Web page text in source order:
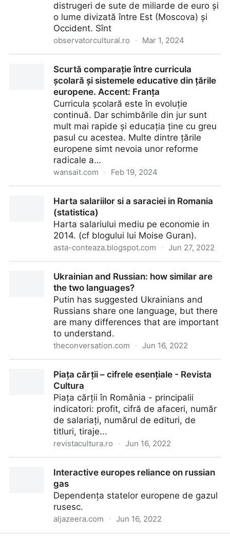
distrugeri de sute de miliarde de euro și
o lume divizată între Est (Moscova) și
Occident. Sînt
observatorcultural.ro · Mar 1, 2024
Ucraina | Observator Cultural
Scurtă comparație între curricula
școlară și sistemele educative din țările
europene. Accent: Franța
Curricula școlară este în evoluție
continuă. Dar schimbările din jur sunt
mult mai rapide și educația ține cu greu
pasul cu acestea. Multe dintre țările
europene simt nevoia unor reforme
radicale a…
wansait.com · Feb 19, 2024
educative din țările europene. Accent: Franța
Harta salariilor si a saraciei in Romania
(statistica)
Harta salariului mediu pe economie in
2014. (cf blogului lui Moise Guran).
asta-conteaza.blogspot.com · Jun 27, 2022
Ukrainian and Russian: how similar are
the two languages?
Putin has suggested Ukrainians and
Russians share one language, but there
are many differences that are important
to understand.
theconversation.com · Jun 16, 2022
languages?Piața cărții – cifrele esențiale - Revista
Cultura
Piața cărții în România - principalii
indicatori: profit, cifră de afaceri, număr
de salariați, numărul de edituri, de
titluri, tiraje...
revistacultura.ro · Jun 16, 2022
Interactive europes reliance on russian
gas
Dependența statelor europene de gazul
rusesc.
aljazeera.com · Jun 16, 2022